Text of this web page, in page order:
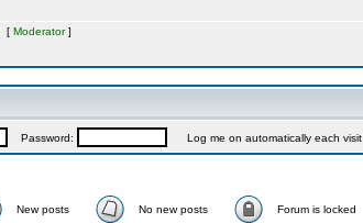
[ Moderator]
Password: Log me on automatically each visit
New posts No new posts Forum is locked